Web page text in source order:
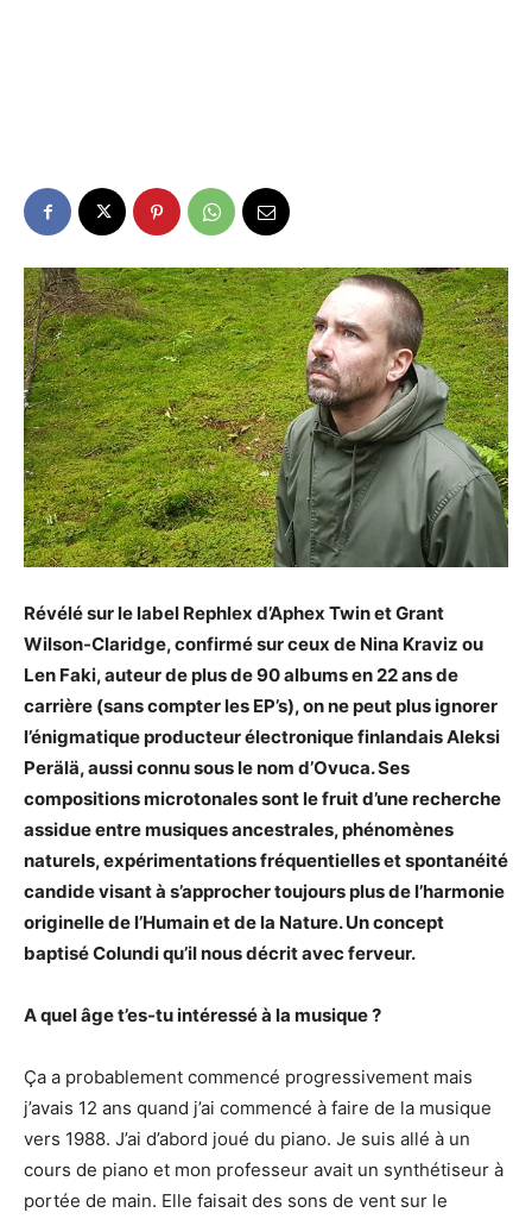
Révélé sur le label Rephlex d’Aphex Twin et Grant
Wilson-Claridge, confirmé sur ceux de Nina Kraviz ou
Len Faki, auteur de plus de 90 albums en 22 ans de
carrière (sans compter les EP’s), on ne peut plus ignorer
l’énigmatique producteur électronique finlandais Aleksi
Perälä, aussi connu sous le nom d’Ovuca. Ses
compositions microtonales sont le fruit d’une recherche
assidue entre musiques ancestrales, phénomènes
naturels, expérimentations fréquentielles et spontanéité
candide visant à s’approcher toujours plus de l’harmonie
originelle de l’Humain et de la Nature. Un concept
baptisé Colundi qu’il nous décrit avec ferveur.
A quel âge t’es-tu intéressé à la musique ?
Ça a probablement commencé progressivement mais
j’avais 12 ans quand j’ai commencé à faire de la musique
vers 1988. J’ai d’abord joué du piano. Je suis allé à un
cours de piano et mon professeur avait un synthétiseur à
portée de main. Elle faisait des sons de vent sur le